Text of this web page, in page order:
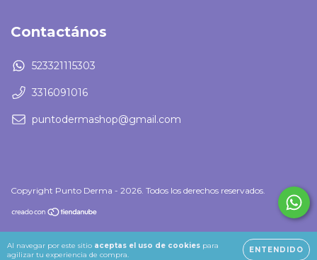
Al navegar por este sitio aceptas el uso de cookies para
agilizar tu experiencia de compra.
ENTENDIDO
Contactános
523321115303
3316091016
puntodermashop@gmail.com
Copyright Punto Derma - 2026. Todos los derechos reservados.